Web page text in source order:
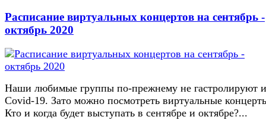
Расписание виртуальных концертов на сентябрь -
октябрь 2020
Наши любимые группы по-прежнему не гастролируют
Covid-19. Зато можно посмотреть виртуальные
Кто и когда будет выступать в сентябре и октябре?...